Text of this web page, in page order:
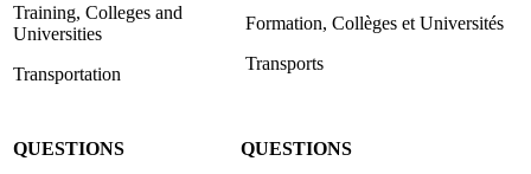
Training, Colleges and
Universities
Transportation
Formation, Collèges et Universités
Transports
QUESTIONS QUESTIONS